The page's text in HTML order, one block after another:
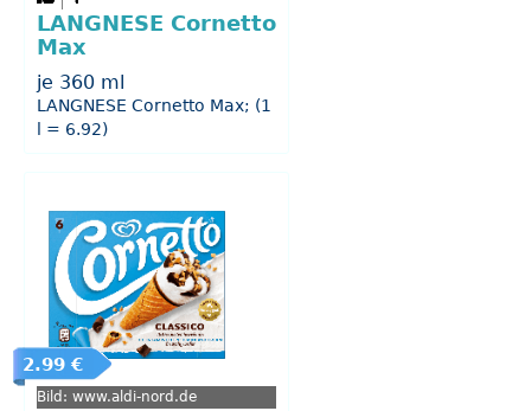
LANGNESE Cornetto
Max
je 360 ml
LANGNESE Cornetto Max; (1
l = 6.92)
2.99 €
Bild: www.aldi-nord.de